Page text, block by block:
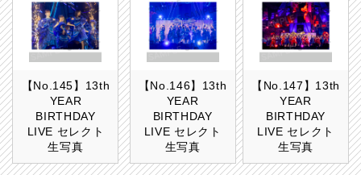
【No.145】13th
YEAR
BIRTHDAY
LIVE セレクト
生写真
【No.146】13th
YEAR
BIRTHDAY
LIVE セレクト
生写真
【No.147】13th
YEAR
BIRTHDAY
LIVE セレクト
生写真